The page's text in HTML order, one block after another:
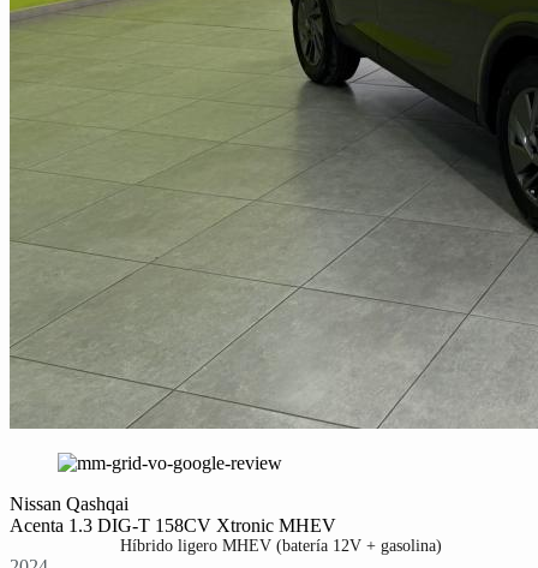
Nissan Qashqai
Acenta 1.3 DIG-T 158CV Xtronic MHEV
Híbrido ligero MHEV (batería 12V + gasolina)